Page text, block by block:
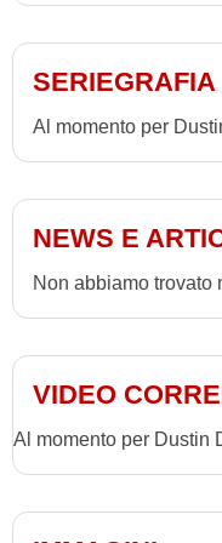
SERIEGRAFIA
Al momento per
NEWS E
Non abbiamo trovato
VIDEO
Al momento per Dustin